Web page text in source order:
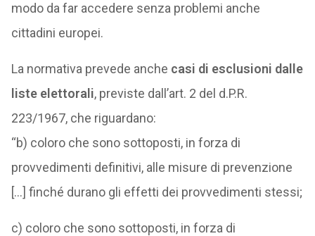
modo da far accedere senza problemi anche
cittadini europei.
La normativa prevede anche casi di esclusioni dalle
liste elettorali, previste dall’art. 2 del d.P.R.
223/1967, che riguardano:
“b) coloro che sono sottoposti, in forza di
provvedimenti definitivi, alle misure di prevenzione
[…] finché durano gli effetti dei provvedimenti stessi;
c) coloro che sono sottoposti, in forza di